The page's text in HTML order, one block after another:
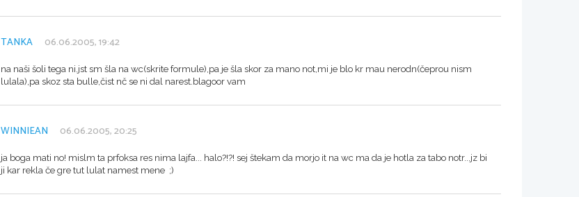
TANKA 06.06.2005, 19:42
na naši šoli tega ni.jst sm šla na wc(skrite formule),pa je šla skor za mano not,mi je blo kr mau nerodn(čeprou nism
lulala),pa skoz sta bulle,čist nč se ni dal narest.blagoor vam
WINNIEAN 06.06.2005, 20:25
ja boga mati no! mislm ta prfoksa res nima lajfa... halo?!?! sej štekam da morjo it na wc ma da je hotla za tabo notr...jz bi
ji kar rekla če gre tut lulat namest mene ;)